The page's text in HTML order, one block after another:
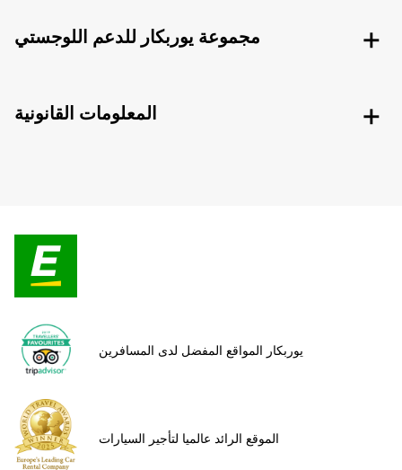
مجموعة يوربكار للدعم اللوجستي
المعلومات القانونية
يوربكار المواقع المفضل لدى المسافرين
الموقع الرائد عالميا لتأجير السيارات